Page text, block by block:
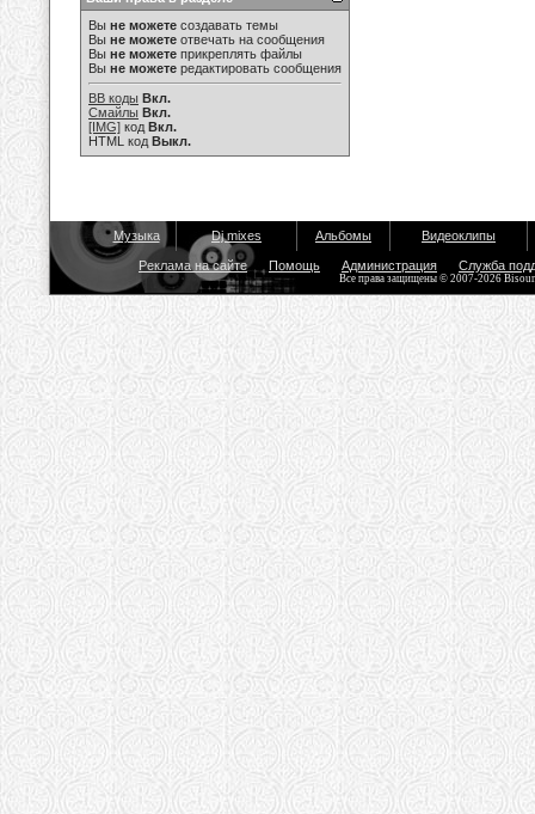
Вы не можете создавать темы
Вы не можете отвечать на сообщения
Вы не можете прикреплять файлы
Вы не можете редактировать сообщения
BB коды Вкл.
Смайлы Вкл.
[IMG] код Вкл.
HTML код Выкл.
Музыка Dj mixes Альбомы Видеоклипы
Реклама на сайте Помощь Администрация Служба
Все права защищены © 2007-2026